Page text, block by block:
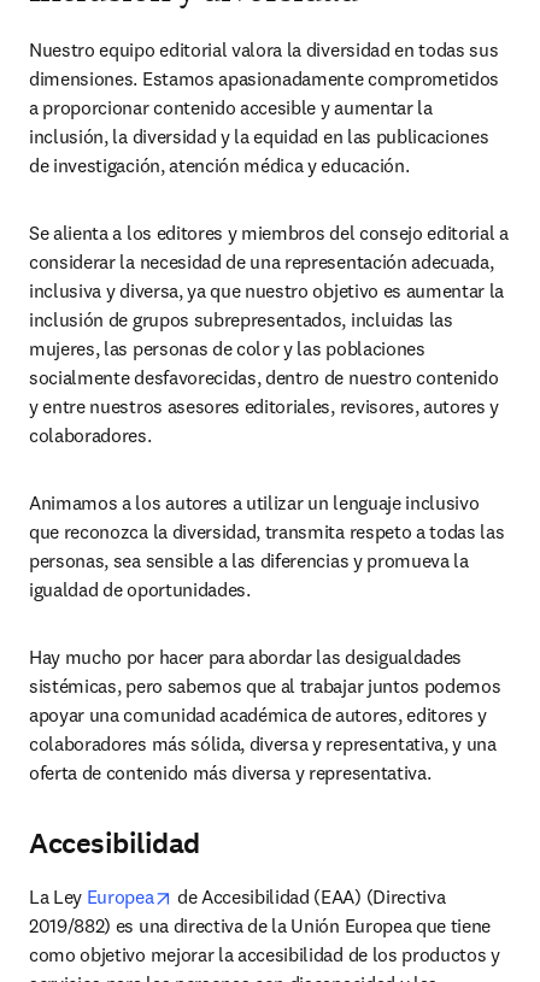
Nuestro equipo editorial valora la diversidad en todas sus
dimensiones. Estamos apasionadamente comprometidos
a proporcionar contenido accesible y aumentar la
inclusión, la diversidad y la equidad en las publicaciones
de investigación, atención médica y educación.
Se alienta a los editores y miembros del consejo editorial a
considerar la necesidad de una representación adecuada,
inclusiva y diversa, ya que nuestro objetivo es aumentar la
inclusión de grupos subrepresentados, incluidas las
mujeres, las personas de color y las poblaciones
socialmente desfavorecidas, dentro de nuestro contenido
y entre nuestros asesores editoriales, revisores, autores y
colaboradores.
Animamos a los autores a utilizar un lenguaje inclusivo
que reconozca la diversidad, transmita respeto a todas las
personas, sea sensible a las diferencias y promueva la
igualdad de oportunidades.
Hay mucho por hacer para abordar las desigualdades
sistémicas, pero sabemos que al trabajar juntos podemos
apoyar una comunidad académica de autores, editores y
colaboradores más sólida, diversa y representativa, y una
oferta de contenido más diversa y representativa.
Accesibilidad
La Ley Europea opens in new tab/window
de Accesibilidad (EAA) (Directiva
2019/882) es una directiva de la Unión Europea que tiene
como objetivo mejorar la accesibilidad de los productos y